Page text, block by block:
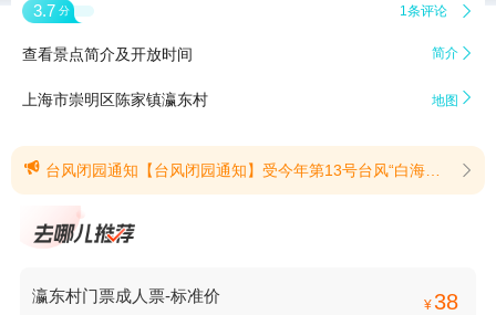
3.7 分 1条评论 
查看景点简介及开放时间 简介 
上海市崇明区陈家镇瀛东村 地图 
 台风闭园通知【台风闭园通知】受今年第13号台风“白海豚”影响，为切实保障广大游客的安全，瀛东村于2026年8月9日至8月10日临时闭园两天，已购票的游客，可以从原购买渠道选择退票。(提示有效期2026/8/8至2026/8/10) 
瀛东村门票成人票-标准价 ¥38